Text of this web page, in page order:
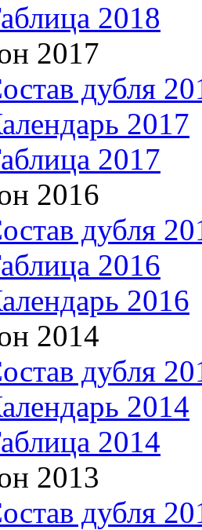
2018
2017
дубля
2017
2017
2016
дубля
2016
2016
2014
дубля
2014
2014
2013
дубля